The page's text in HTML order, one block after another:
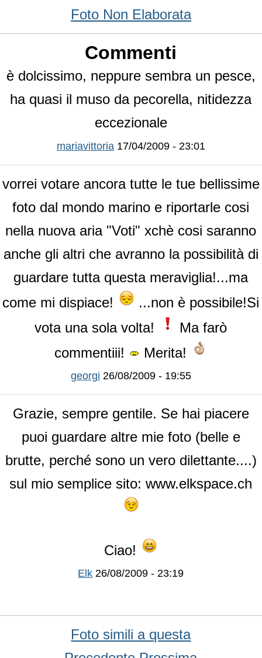
Foto Non Elaborata
Commenti
è dolcissimo, neppure sembra un pesce,
ha quasi il muso da pecorella, nitidezza
eccezionale
mariavittoria 17/04/2009 - 23:01
vorrei votare ancora tutte le tue bellissime
foto dal mondo marino e riportarle cosi
nella nuova aria "Voti" xchè cosi saranno
anche gli altri che avranno la possibilità di
guardare tutta questa meraviglia!...ma
come mi dispiace!
...non è possibile!Si
vota una sola volta!
Ma farò
commentiii!
Merita!
georgi 26/08/2009 - 19:55
Grazie, sempre gentile. Se hai piacere
puoi guardare altre mie foto (belle e
brutte, perché sono un vero dilettante....)
sul mio semplice sito: www.elkspace.ch
Ciao!
Elk 26/08/2009 - 23:19
Foto simili a questa